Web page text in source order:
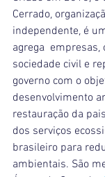
Cerrado,
independente, é
agrega  empresas,
sociedade civil e
governo com o
desenvolvimento
restauração da
dos serviços
brasileiro para
ambientais. São